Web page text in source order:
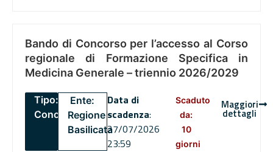
Bando di Concorso per l’accesso al Corso
regionale di Formazione Specifica in
Medicina Generale – triennio 2026/2029
Tipo:
Concorsi
Ente:
Regione
Basilicata
Data di
scadenza:
27/07/2026
23:59
Scaduto
da:
10
giorni
Maggiori
dettagli